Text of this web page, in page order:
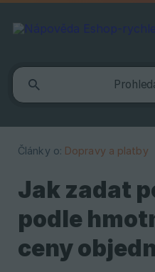
Články o: Dopravy a platby
Jak zadat
podle
ceny